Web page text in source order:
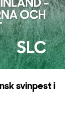
svinpest i